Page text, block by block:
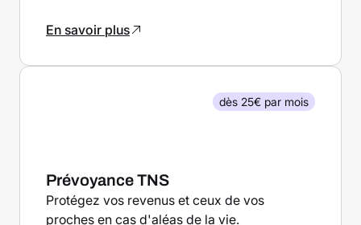
En savoir plus
Prévoyance TNS
Protégez vos revenus et ceux de vos
proches en cas d'aléas de la vie.
dès 25€ par mois